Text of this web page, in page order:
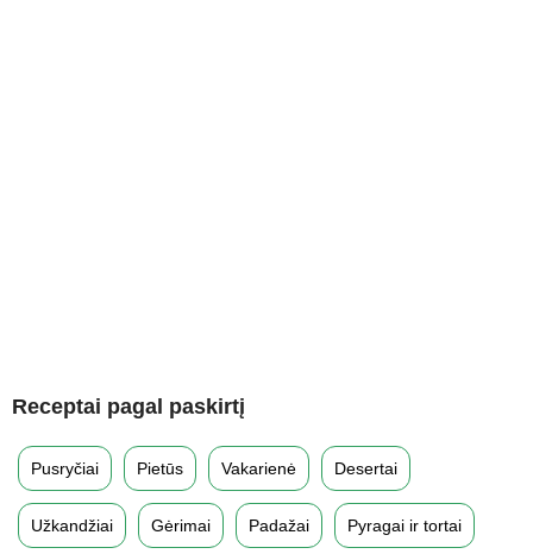
Receptai pagal paskirtį
Pusryčiai Pietūs Vakarienė Desertai
Užkandžiai Gėrimai Padažai Pyragai ir tortai